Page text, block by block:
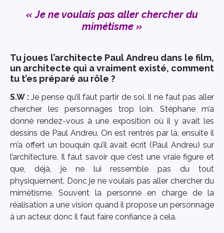
« Je ne voulais pas aller chercher du
mimétisme »
Tu joues l’architecte Paul Andreu dans le film,
un architecte qui a vraiment existé, comment
tu t’es préparé au rôle ?
S.W :Je pense qu’il faut partir de soi. Il ne faut pas aller
chercher les personnages trop loin. Stéphane m’a
donné rendez-vous à une exposition où il y avait les
dessins de Paul Andreu. On est rentrés par là, ensuite il
m’a offert un bouquin qu’il avait écrit (Paul Andreu) sur
l’architecture. Il faut savoir que c’est une vraie figure et
que, déjà, je ne lui ressemble pas du tout
physiquement. Donc je ne voulais pas aller chercher du
mimétisme. Souvent la personne en charge de la
réalisation a une vision quand il propose un personnage
à un acteur, donc il faut faire confiance à cela.